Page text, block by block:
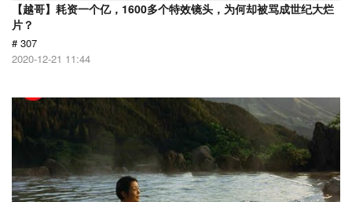
【越哥】耗资一个亿，1600多个特效镜头，为何却被骂成世纪大烂
片？
# 307
2020-12-21 11:44